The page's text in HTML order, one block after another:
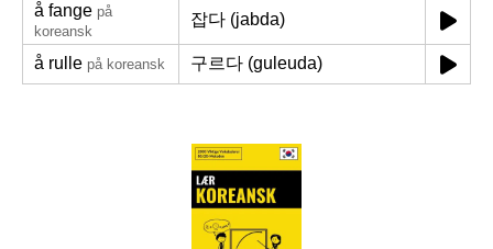
å fange på
koreansk
잡다 (jabda)
å rulle på koreansk 구르다 (guleuda)